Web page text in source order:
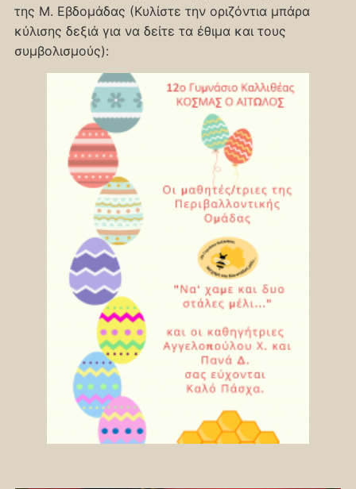
της Μ. Εβδομάδας (Κυλίστε την οριζόντια μπάρα
κύλισης δεξιά για να δείτε τα έθιμα και τους
συμβολισμούς):